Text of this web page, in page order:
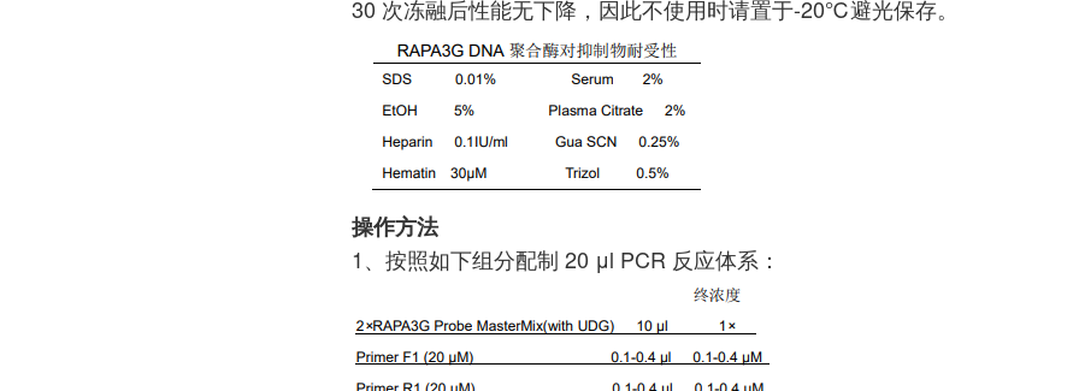
30 次冻融后性能无下降，因此不使用时请置于-20℃避光保存。
操作方法
1、按照如下组分配制 20 μl PCR 反应体系：